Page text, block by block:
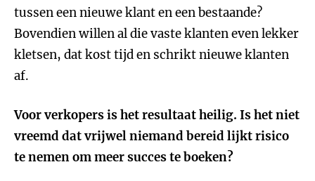
tussen een nieuwe klant en een bestaande?
Bovendien willen al die vaste klanten even lekker
kletsen, dat kost tijd en schrikt nieuwe klanten
af.
Voor verkopers is het resultaat heilig. Is het niet
vreemd dat vrijwel niemand bereid lijkt risico
te nemen om meer succes te boeken?